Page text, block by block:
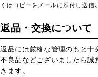
くはコピーをメールに添付し送信
返品・交換について
返品には厳格な管理のもと十
不良品などございましたら誠
きます。